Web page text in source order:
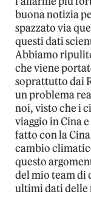
buona notizia
spazzato via
questi dati
Abbiamo
che viene
soprattutto dai
un problema
noi, visto che i
viaggio in Cina
fatto con la
cambio
questo
del mio team di
ultimi dati delle